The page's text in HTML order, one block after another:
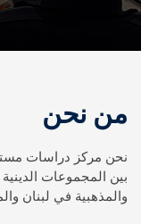
من نحن
نحن مركز دراسات
بين المجموعات
والمذهبية في لبنان